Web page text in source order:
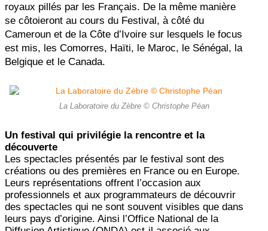
royaux pillés par les Français. De la même manière
se côtoieront au cours du Festival, à côté du
Cameroun et de la Côte d’Ivoire sur lesquels le focus
est mis, les Comorres, Haïti, le Maroc, le Sénégal, la
Belgique et le Canada.
La Laboratoire du Zèbre © Christophe Péan
Un festival qui privilégie la rencontre et la
découverte
Les spectacles présentés par le festival sont des
créations ou des premières en France ou en Europe.
Leurs représentations offrent l’occasion aux
professionnels et aux programmateurs de découvrir
des spectacles qui ne sont souvent visibles que dans
leurs pays d’origine. Ainsi l’Office National de la